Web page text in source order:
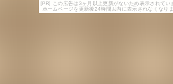
[PR] この広告は3ヶ月以上更新がないため表示されてい
ホームページを更新後24時間以内に表示されなくなりま